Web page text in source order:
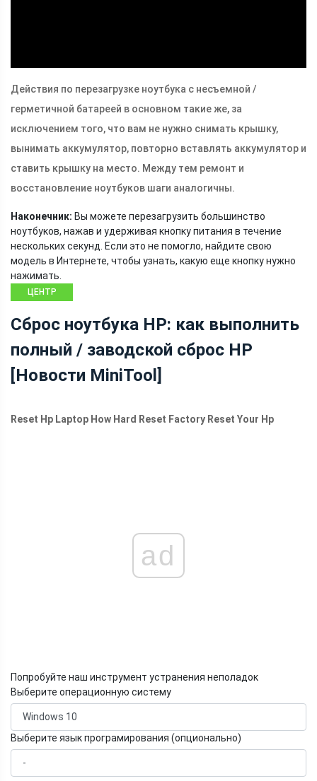
Действия по перезагрузке ноутбука с несъемной /
герметичной батареей в основном такие же, за
исключением того, что вам не нужно снимать крышку,
вынимать аккумулятор, повторно вставлять аккумулятор и
ставить крышку на место. Между тем ремонт и
восстановление ноутбуков шаги аналогичны.
Наконечник: Вы можете перезагрузить большинство
ноутбуков, нажав и удерживая кнопку питания в течение
нескольких секунд. Если это не помогло, найдите свою
модель в Интернете, чтобы узнать, какую еще кнопку нужно
нажимать.
ЦЕНТР
MINITOOL
Сброс ноутбука HP: как выполнить
полный / заводской сброс HP
[Новости MiniTool]
Reset Hp Laptop How Hard Reset Factory Reset Your Hp
ad
Попробуйте наш инструмент устранения неполадок
Выберите операционную систему
Выберите язык програмирования (опционально)